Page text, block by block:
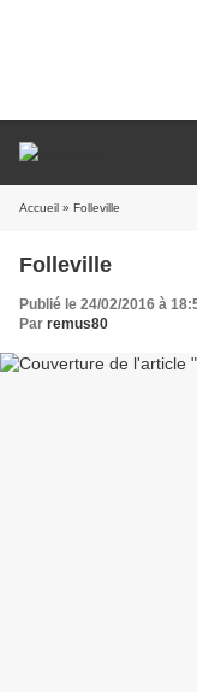
Accueil » Folleville
Folleville
Publié le 24/02/2016 à
Par remus80